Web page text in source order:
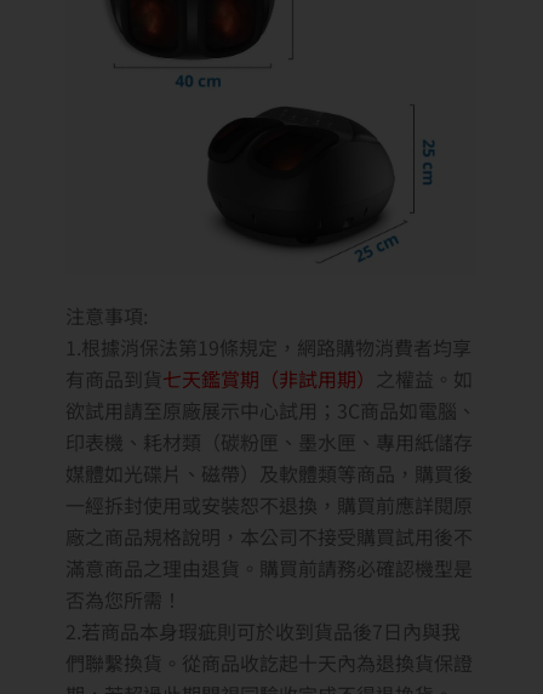
注意事項:
1.根據消保法第19條規定，網路購物消費者均享
有商品到貨七天鑑賞期（非試用期） 之權益。如
欲試用請至原廠展示中心試用；3C商品如電腦、
印表機、耗材類（碳粉匣、墨水匣、專用紙儲存
媒體如光碟片、磁帶）及軟體類等商品，購買後
一經拆封使用或安裝恕不退換，購買前應詳閱原
廠之商品規格說明，本公司不接受購買試用後不
滿意商品之理由退貨。購買前請務必確認機型是
否為您所需！
2.若商品本身瑕疵則可於收到貨品後7日內與我
們聯繫換貨。從商品收訖起十天內為退換貨保證